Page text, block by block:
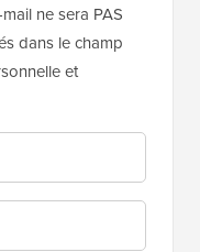
ne sera PAS
dans le champ
et